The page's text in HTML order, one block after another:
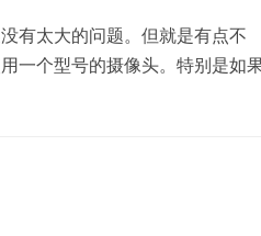
有太大的问题。但就是有点不
一个型号的摄像头。特别是如